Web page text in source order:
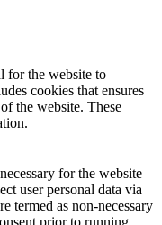
for the website to
cookies that ensures
the website. These
for the website
user personal data via
termed as non-necessary
prior to running